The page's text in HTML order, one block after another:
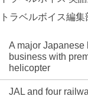
トラベルボイス編
A major Japanese
business with
helicopter
JAL and four